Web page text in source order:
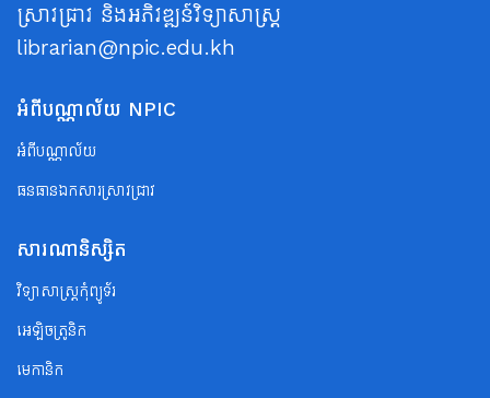
ស្រាវជ្រាវ និងអភិវឌ្ឍន៍វិទ្យាសាស្ត្រ
librarian@npic.edu.kh
អំពីបណ្ណាល័យ NPIC
អំពីបណ្ណាល័យ
ធនធានឯកសារស្រាវជ្រាវ
សារណានិស្សិត
វិទ្យាសាស្ត្រកុំព្យូទ័រ
អេឡិចត្រូនិក
មេកានិក